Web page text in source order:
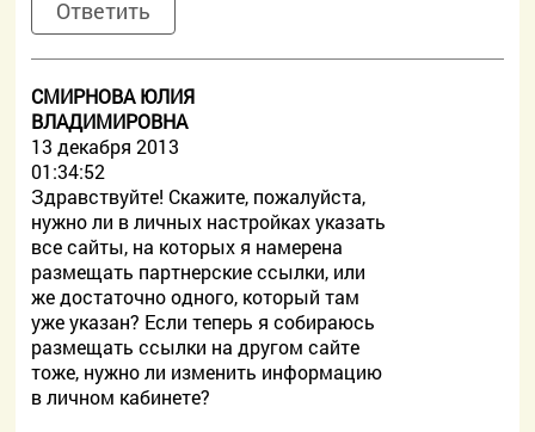
Ответить
СМИРНОВА ЮЛИЯ
ВЛАДИМИРОВНА
13 декабря 2013
01:34:52
Здравствуйте! Скажите, пожалуйста,
нужно ли в личных настройках указать
все сайты, на которых я намерена
размещать партнерские ссылки, или
же достаточно одного, который там
уже указан? Если теперь я собираюсь
размещать ссылки на другом сайте
тоже, нужно ли изменить информацию
в личном кабинете?